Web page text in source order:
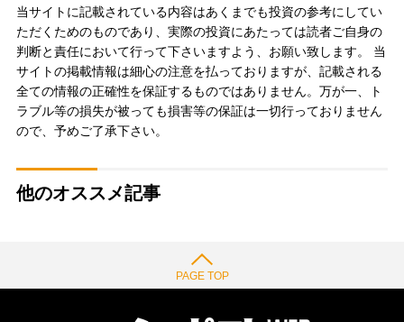
当サイトに記載されている内容はあくまでも投資の参考にしてい
ただくためのものであり、実際の投資にあたっては読者ご自身の
判断と責任において行って下さいますよう、お願い致します。 当
サイトの掲載情報は細心の注意を払っておりますが、記載される
全ての情報の正確性を保証するものではありません。万が一、ト
ラブル等の損失が被っても損害等の保証は一切行っておりません
ので、予めご了承下さい。
他のオススメ記事
PAGE TOP